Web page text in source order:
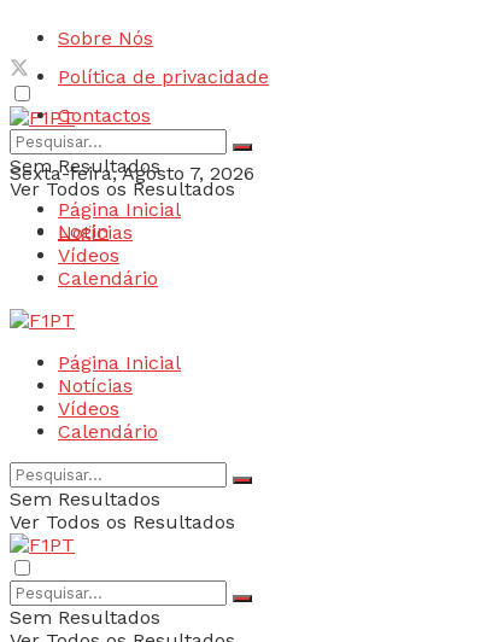
Sobre Nós
Política de privacidade
Contactos
Sexta-feira, Agosto 7, 2026
Login
Sem Resultados
Ver Todos os Resultados
Página Inicial
Notícias
Vídeos
Calendário
Página Inicial
Notícias
Vídeos
Calendário
Sem Resultados
Ver Todos os Resultados
Sem Resultados